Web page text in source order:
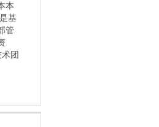
本
基
管
团